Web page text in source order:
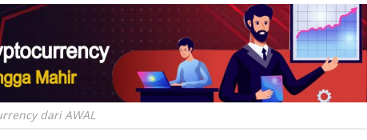
dari AWAL